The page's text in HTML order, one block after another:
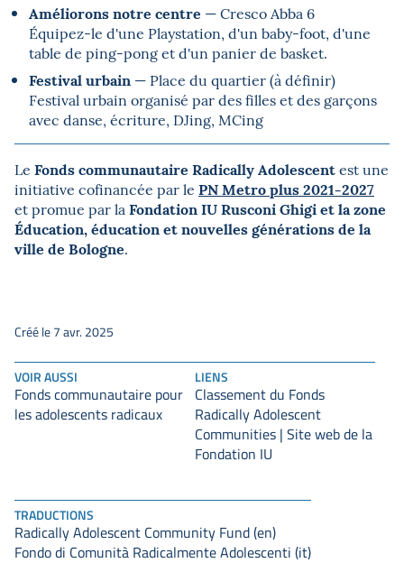
TRADUCTIONS
Radically Adolescent Community Fund (en)
Fondo di Comunità Radicalmente Adolescenti (it)
Améliorons notre centre — Cresco Abba 6
Équipez-le d'une Playstation, d'un baby-foot, d'une
table de ping-pong et d'un panier de basket.
Festival urbain — Place du quartier (à définir)
Festival urbain organisé par des filles et des garçons
avec danse, écriture, DJing, MCing
Le Fonds communautaire Radically Adolescentest une
initiative cofinancée par le PN Metro plus 2021-2027
et promue par la Fondation IU Rusconi Ghigi et la zone
Éducation, éducation et nouvellesgénérations de la
ville de Bologne.
VOIR AUSSI
Fonds communautaire pour
les adolescents radicaux
LIENS
Classement du Fonds
Radically Adolescent
Communities | Site web de la
Fondation IU
Créé le 7 avr. 2025